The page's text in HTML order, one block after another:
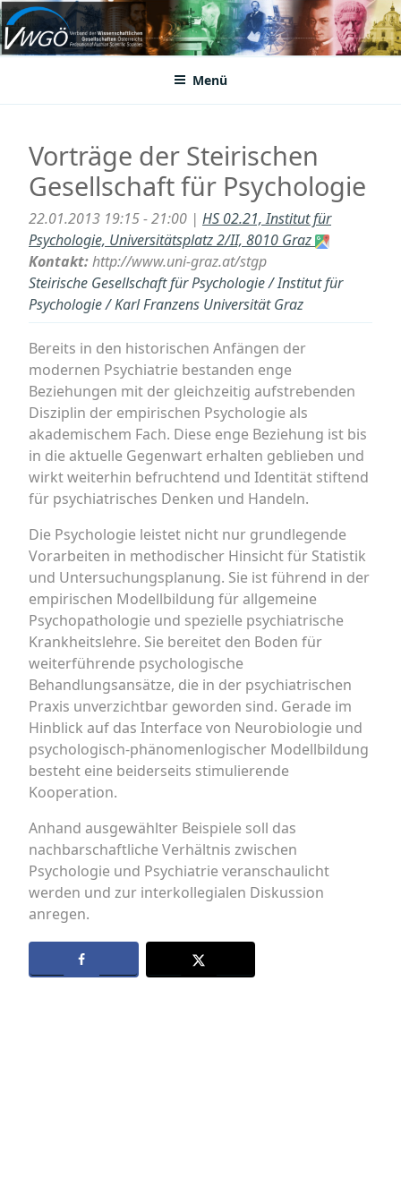
Zum
Inhalt
springenVWGÖ
Federation of Austrian Scientific Societies
Menü
Vorträge der Steirischen
Gesellschaft für Psychologie
22.01.2013 19:15 - 21:00 | HS 02.21, Institut für
Psychologie, Universitätsplatz 2/II, 8010 Graz
Kontakt:http://www.uni-graz.at/stgp
Steirische Gesellschaft für Psychologie / Institut für
Psychologie / Karl Franzens Universität Graz
Bereits in den historischen Anfängen der
modernen Psychiatrie bestanden enge
Beziehungen mit der gleichzeitig aufstrebenden
Disziplin der empirischen Psychologie als
akademischem Fach. Diese enge Beziehung ist bis
in die aktuelle Gegenwart erhalten geblieben und
wirkt weiterhin befruchtend und Identität stiftend
für psychiatrisches Denken und Handeln.
Die Psychologie leistet nicht nur grundlegende
Vorarbeiten in methodischer Hinsicht für Statistik
und Untersuchungsplanung. Sie ist führend in der
empirischen Modellbildung für allgemeine
Psychopathologie und spezielle psychiatrische
Krankheitslehre. Sie bereitet den Boden für
weiterführende psychologische
Behandlungsansätze, die in der psychiatrischen
Praxis unverzichtbar geworden sind. Gerade im
Hinblick auf das Interface von Neurobiologie und
psychologisch-phänomenlogischer Modellbildung
besteht eine beiderseits stimulierende
Kooperation.
Anhand ausgewählter Beispiele soll das
nachbarschaftliche Verhältnis zwischen
Psychologie und Psychiatrie veranschaulicht
werden und zur interkollegialen Diskussion
anregen.